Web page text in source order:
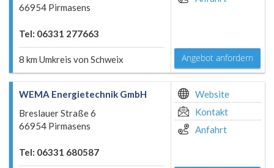
66954 Pirmasens
Tel: 06331 277663
8 km Umkreis von Schweix Angebot anfordern
WEMA Energietechnik GmbH
Breslauer Straße 6
66954 Pirmasens
Tel: 06331 680587
Website
Kontakt
Anfahrt